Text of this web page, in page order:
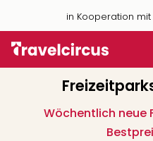
in Kooperation mit
Wöchentlich neue